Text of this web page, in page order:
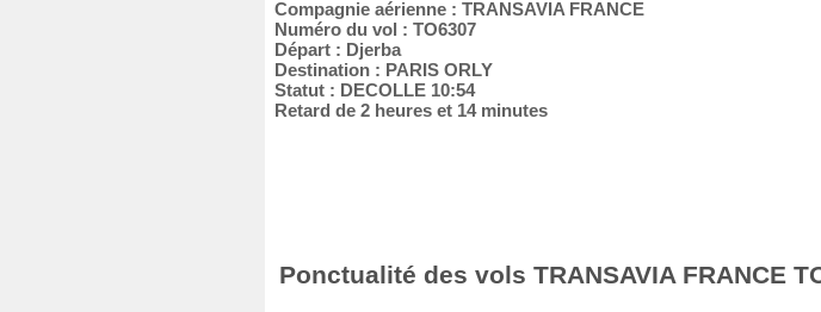
Compagnie aérienne : TRANSAVIA FRANCE
Numéro du vol : TO6307
Départ : Djerba
Destination : PARIS ORLY
Statut : DECOLLE 10:54
Retard de 2 heures et 14 minutes
Ponctualité des vols TRANSAVIA FRANCE